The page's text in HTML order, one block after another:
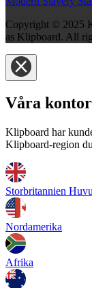
Copyright © 2025
as Klipboard. All
Våra kontor
Klipboard har
Klipboard-region
Storbritannien
Nordamerika
Afrika